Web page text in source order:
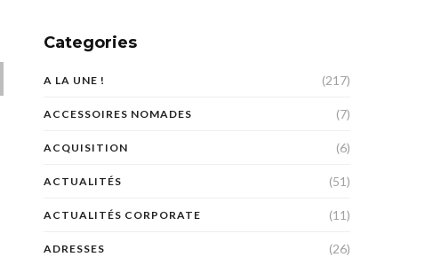
Categories
A LA UNE ! (217)
ACCESSOIRES NOMADES (7)
ACQUISITION (6)
ACTUALITÉS (51)
ACTUALITÉS CORPORATE (11)
ADRESSES (26)